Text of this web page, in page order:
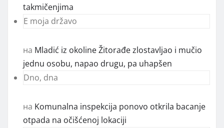
takmičenjima
E moja državo
на Mladić iz okoline Žitorađe zlostavljao i mučio
jednu osobu, napao drugu, pa uhapšen
Dno, dna
на Komunalna inspekcija ponovo otkrila bacanje
otpada na očišćenoj lokaciji